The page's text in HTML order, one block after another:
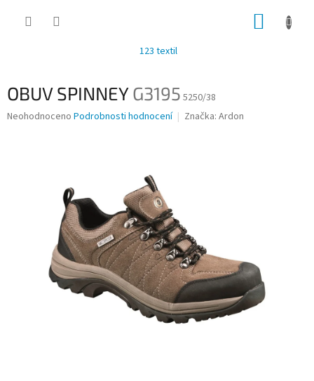
123 textil
OBUV SPINNEYG3195 5250/38
Průměrné
Neohodnoceno Podrobnosti hodnocení Značka: Ardon